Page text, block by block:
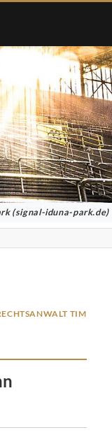
(signal-iduna-park.de)
TIM